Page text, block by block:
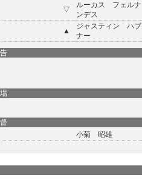
▽
ルーカス フェルナ
ンデス
▲
ジャスティン ハブ
ナー
小菊 昭雄